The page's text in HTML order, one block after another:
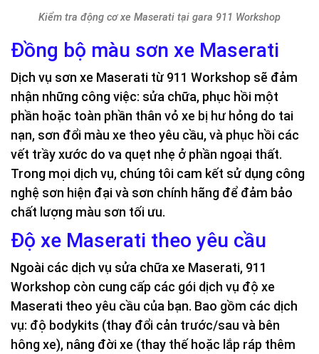
Kiểm tra động cơ xe Maserati tại gara 911 Workshop
Đồng bộ màu sơn xe Maserati
Dịch vụ sơn xe Maserati từ 911 Workshop sẽ đảm
nhận những công việc: sửa chữa, phục hồi một
phần hoặc toàn phần thân vỏ xe bị hư hỏng do tai
nạn, sơn đổi màu xe theo yêu cầu, và phục hồi các
vết trầy xước do va quẹt nhẹ ở phần ngoại thất.
Trong mọi dịch vụ, chúng tôi cam kết sử dụng công
nghệ sơn hiện đại và sơn chính hãng để đảm bảo
chất lượng màu sơn tối ưu.
Độ xe Maserati theo yêu cầu
Ngoài các dịch vụ sửa chữa xe Maserati, 911
Workshop còn cung cấp các gói dịch vụ độ xe
Maserati theo yêu cầu của bạn. Bao gồm các dịch
vụ: độ bodykits (thay đổi cản trước/sau và bên
hông xe), nâng đời xe (thay thế hoặc lắp ráp thêm